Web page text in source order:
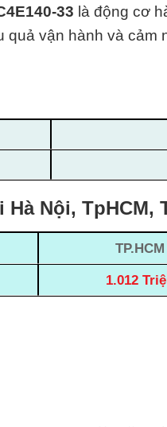
33 là động cơ
vận hành và cảm
Nội, TpHCM,
TP.HCM
1.012